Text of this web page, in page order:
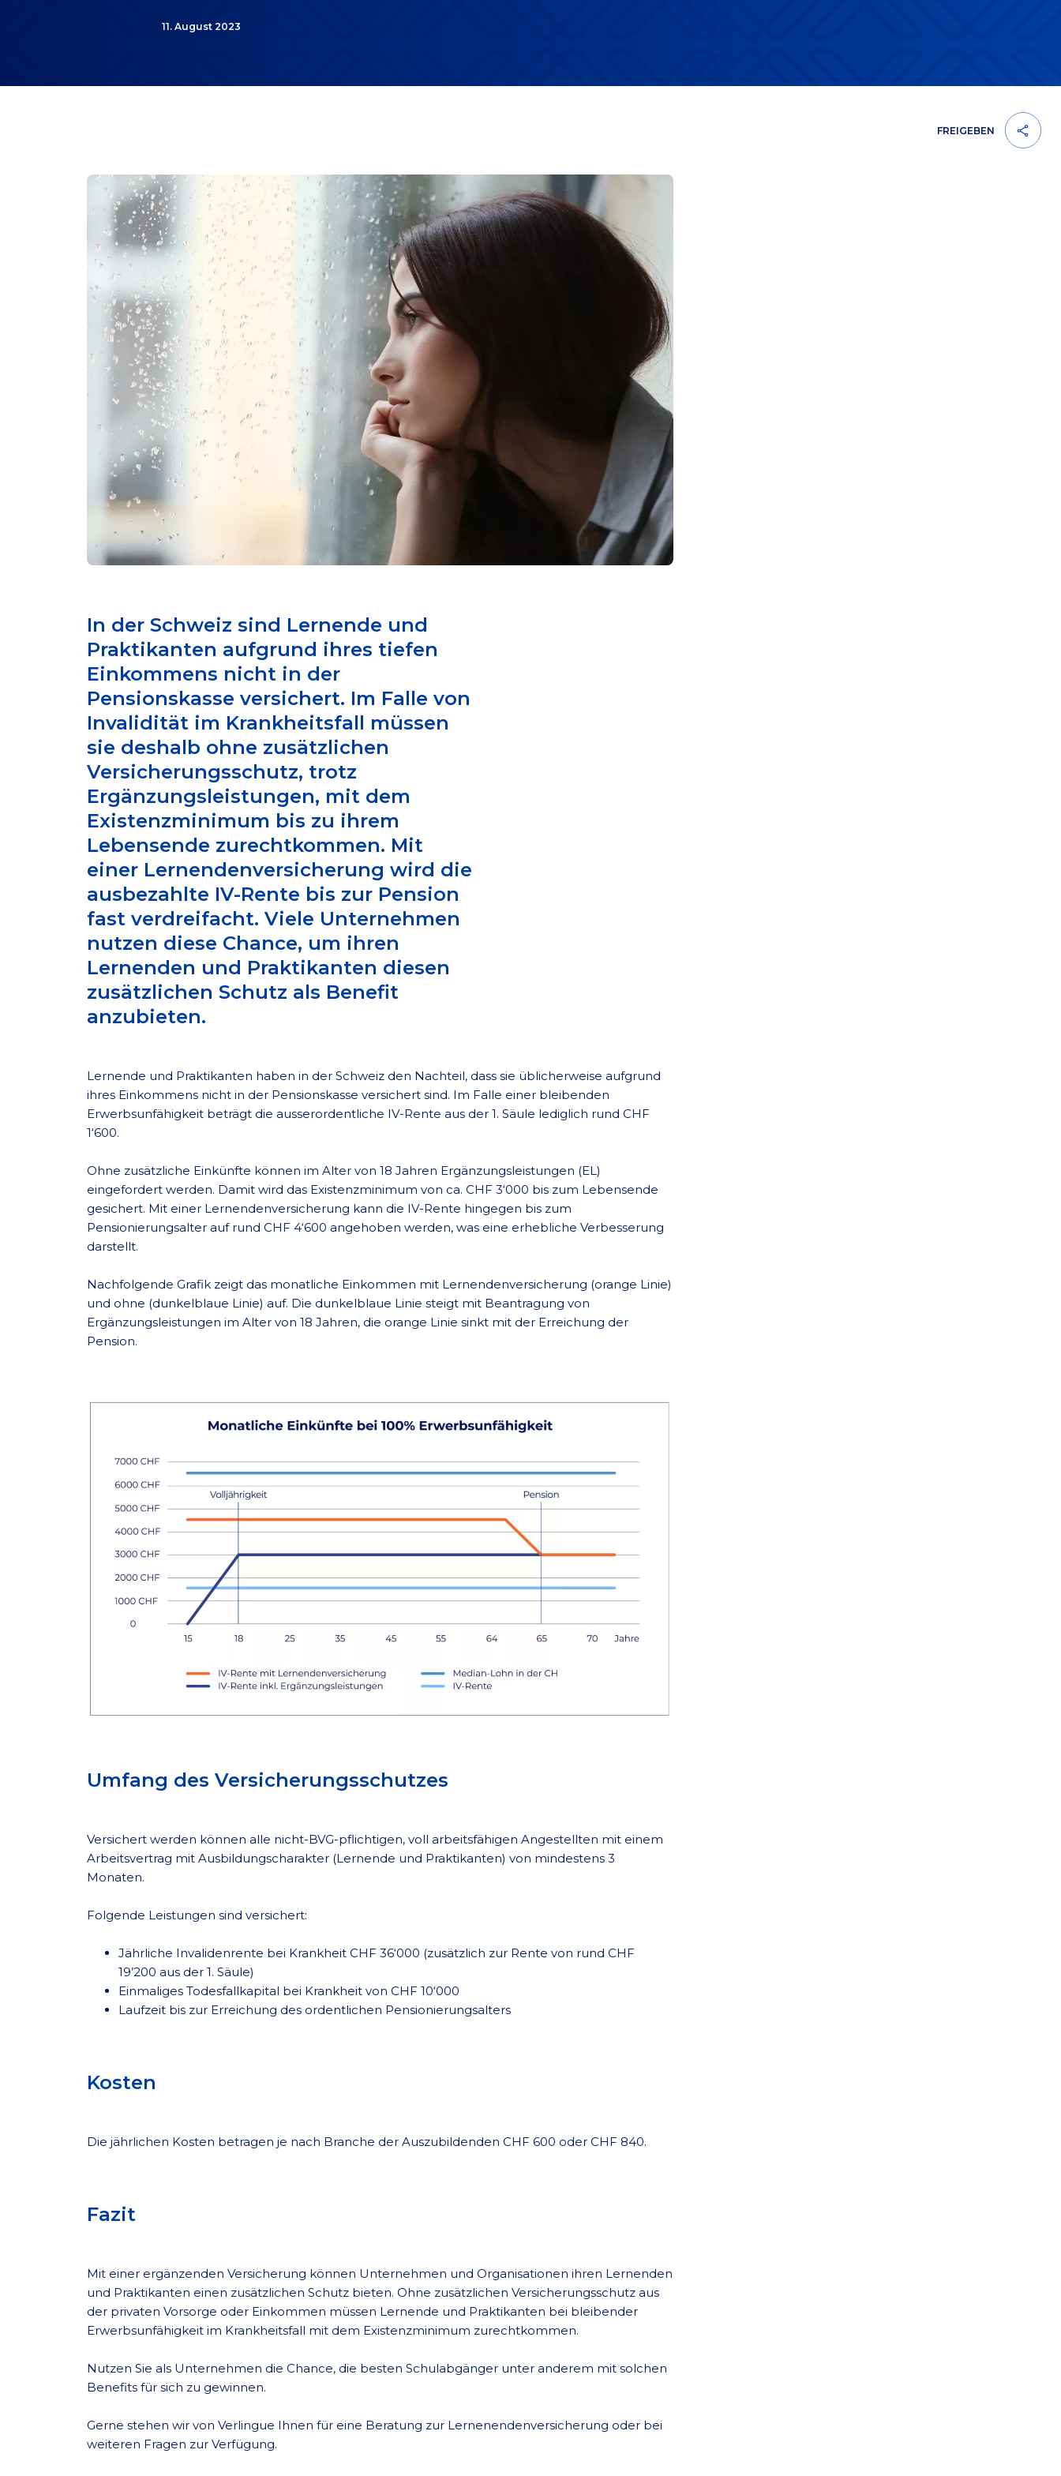
11. August 2023
FREIGEBEN
In der Schweiz sind Lernende und
Praktikanten aufgrund ihres tiefen
Einkommens nicht in der
Pensionskasse versichert. Im Falle von
Invalidität im Krankheitsfall müssen
sie deshalb ohne zusätzlichen
Versicherungsschutz, trotz
Ergänzungsleistungen, mit dem
Existenzminimum bis zu ihrem
Lebensende zurechtkommen. Mit
einer Lernendenversicherung wird die
ausbezahlte IV-Rente bis zur Pension
fast verdreifacht. Viele Unternehmen
nutzen diese Chance, um ihren
Lernenden und Praktikanten diesen
zusätzlichen Schutz als Benefit
anzubieten.
Lernende und Praktikanten haben in der Schweiz den Nachteil, dass sie üblicherweise aufgrund
ihres Einkommens nicht in der Pensionskasse versichert sind. Im Falle einer bleibenden
Erwerbsunfähigkeit beträgt die ausserordentliche IV-Rente aus der 1. Säule lediglich rund CHF
1‘600.
Ohne zusätzliche Einkünfte können im Alter von 18 Jahren Ergänzungsleistungen (EL)
eingefordert werden. Damit wird das Existenzminimum von ca. CHF 3‘000 bis zum Lebensende
gesichert. Mit einer Lernendenversicherung kann die IV-Rente hingegen bis zum
Pensionierungsalter auf rund CHF 4‘600 angehoben werden, was eine erhebliche Verbesserung
darstellt.
Nachfolgende Grafik zeigt das monatliche Einkommen mit Lernendenversicherung (orange Linie)
und ohne (dunkelblaue Linie) auf. Die dunkelblaue Linie steigt mit Beantragung von
Ergänzungsleistungen im Alter von 18 Jahren, die orange Linie sinkt mit der Erreichung der
Pension.
Umfang des Versicherungsschutzes
Versichert werden können alle nicht-BVG-pflichtigen, voll arbeitsfähigen Angestellten mit einem
Arbeitsvertrag mit Ausbildungscharakter (Lernende und Praktikanten) von mindestens 3
Monaten.
Folgende Leistungen sind versichert:
Jährliche Invalidenrente bei Krankheit CHF 36‘000 (zusätzlich zur Rente von rund CHF
19’200 aus der 1. Säule)
Einmaliges Todesfallkapital bei Krankheit von CHF 10‘000
Laufzeit bis zur Erreichung des ordentlichen Pensionierungsalters
Kosten
Die jährlichen Kosten betragen je nach Branche der Auszubildenden CHF 600 oder CHF 840.
Fazit
Mit einer ergänzenden Versicherung können Unternehmen und Organisationen ihren Lernenden
und Praktikanten einen zusätzlichen Schutz bieten. Ohne zusätzlichen Versicherungsschutz aus
der privaten Vorsorge oder Einkommen müssen Lernende und Praktikanten bei bleibender
Erwerbsunfähigkeit im Krankheitsfall mit dem Existenzminimum zurechtkommen.
Nutzen Sie als Unternehmen die Chance, die besten Schulabgänger unter anderem mit solchen
Benefits für sich zu gewinnen.
Gerne stehen wir von Verlingue Ihnen für eine Beratung zur Lernenendenversicherung oder bei
weiteren Fragen zur Verfügung.